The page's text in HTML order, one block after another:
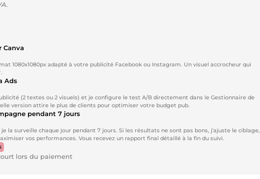
Canva
1080x1080px adapté à votre publicité Facebook ou Instagram. Un visuel accrocheur qui
Ads
(2 textes ou 2 visuels) et je configure le test A/B directement dans le Gestionnaire de
version attire le plus de clients pour optimiser votre budget pub.
pendant 7 jours
la surveille chaque jour pendant 7 jours. Si les résultats ne sont pas bons, j'ajuste le ciblage,
vos performances. Vous recevez un rapport final détaillé à la fin du suivi.
lors du paiement